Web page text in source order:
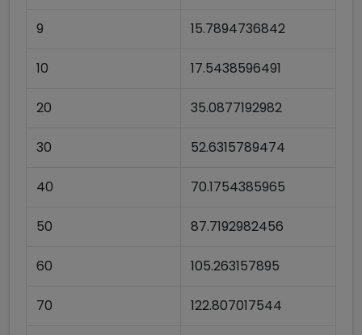
9 15.7894736842
10 17.5438596491
20 35.0877192982
30 52.6315789474
40 70.1754385965
50 87.7192982456
60 105.263157895
70 122.807017544